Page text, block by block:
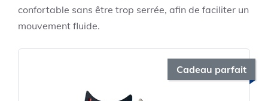
confortable sans être trop serrée, afin de faciliter un
mouvement fluide.
Cadeau parfait